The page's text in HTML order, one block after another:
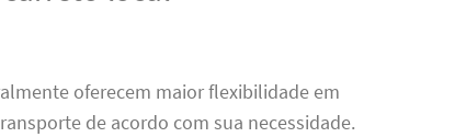
oferecem maior flexibilidade em
de acordo com sua necessidade.